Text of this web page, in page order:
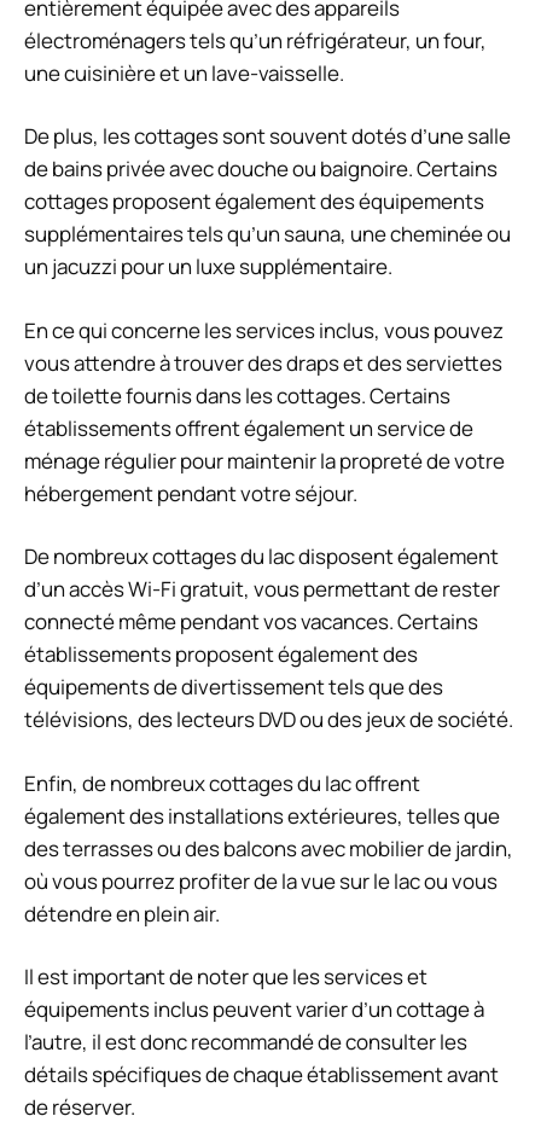
entièrement équipée avec des appareils
électroménagers tels qu’un réfrigérateur, un four,
une cuisinière et un lave-vaisselle.
De plus, les cottages sont souvent dotés d’une salle
de bains privée avec douche ou baignoire. Certains
cottages proposent également des équipements
supplémentaires tels qu’un sauna, une cheminée ou
un jacuzzi pour un luxe supplémentaire.
En ce qui concerne les services inclus, vous pouvez
vous attendre à trouver des draps et des serviettes
de toilette fournis dans les cottages. Certains
établissements offrent également un service de
ménage régulier pour maintenir la propreté de votre
hébergement pendant votre séjour.
De nombreux cottages du lac disposent également
d’un accès Wi-Fi gratuit, vous permettant de rester
connecté même pendant vos vacances. Certains
établissements proposent également des
équipements de divertissement tels que des
télévisions, des lecteurs DVD ou des jeux de société.
Enfin, de nombreux cottages du lac offrent
également des installations extérieures, telles que
des terrasses ou des balcons avec mobilier de jardin,
où vous pourrez profiter de la vue sur le lac ou vous
détendre en plein air.
Il est important de noter que les services et
équipements inclus peuvent varier d’un cottage à
l’autre, il est donc recommandé de consulter les
détails spécifiques de chaque établissement avant
de réserver.